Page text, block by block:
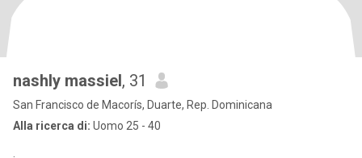
nashly massiel, 31
San Francisco de Macorís, Duarte, Rep. Dominicana
Alla ricerca di: Uomo 25 - 40